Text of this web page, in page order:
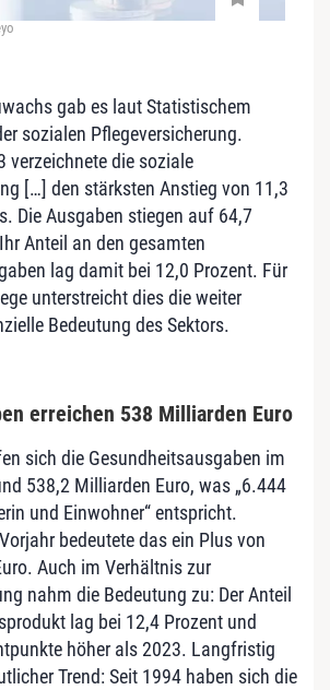
gab es laut Statistischem
sozialen Pflegeversicherung.
verzeichnete die soziale
[…] den stärksten Anstieg von 11,3
Die Ausgaben stiegen auf 64,7
Anteil an den gesamten
lag damit bei 12,0 Prozent. Für
unterstreicht dies die weiter
Bedeutung des Sektors.
erreichen 538 Milliarden Euro
sich die Gesundheitsausgaben im
538,2 Milliarden Euro, was „6.444
und Einwohner“ entspricht.
bedeutete das ein Plus von
Auch im Verhältnis zur
nahm die Bedeutung zu: Der Anteil
lag bei 12,4 Prozent und
höher als 2023. Langfristig
Trend: Seit 1994 haben sich die